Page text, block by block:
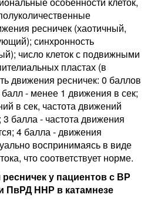
ресничек (хаотичный,
синхронность
число клеток с подвижными
пластах (в
движения ресничек: 0 баллов
- менее 1 движения в сек;
в сек, частота движений
балла - частота движения
4 балла - движения
воспринимаясь в виде
что соответствует норме.
у пациентов с ВР
ПвРД ННР в катамнезе